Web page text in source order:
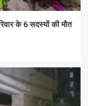
के 6 सदस्यों की मौत